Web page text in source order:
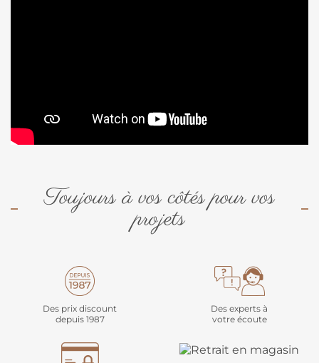
Toujours à vos côtés pour vos
projets
Des prix discount
depuis 1987
Des experts à
votre écoute